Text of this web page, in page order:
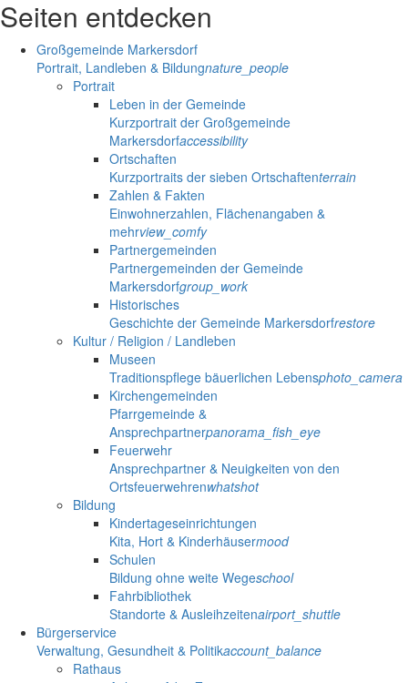
Seiten entdecken
Großgemeinde Markersdorf
Portrait, Landleben & Bildungnature_people
Portrait
Leben in der Gemeinde
Kurzportrait der Großgemeinde
Markersdorfaccessibility
Ortschaften
Kurzportraits der sieben Ortschaftenterrain
Zahlen & Fakten
Einwohnerzahlen, Flächenangaben &
mehrview_comfy
Partnergemeinden
Partnergemeinden der Gemeinde
Markersdorfgroup_work
Historisches
Geschichte der Gemeinde Markersdorfrestore
Kultur / Religion / Landleben
Museen
Traditionspflege bäuerlichen Lebensphoto_camera
Kirchengemeinden
Pfarrgemeinde &
Ansprechpartnerpanorama_fish_eye
Feuerwehr
Ansprechpartner & Neuigkeiten von den
Ortsfeuerwehrenwhatshot
Bildung
Kindertageseinrichtungen
Kita, Hort & Kinderhäusermood
Schulen
Bildung ohne weite Wegeschool
Fahrbibliothek
Standorte & Ausleihzeitenairport_shuttle
Bürgerservice
Verwaltung, Gesundheit & Politikaccount_balance
Rathaus